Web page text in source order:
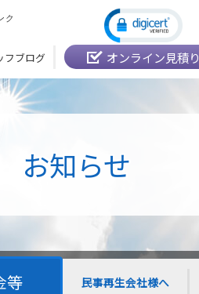
お知らせ
ク
オンライン見積り
フブログ
等 民事再生会社様へ